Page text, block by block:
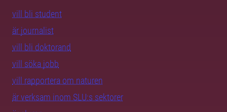
vill bli student
är journalist
vill bli doktorand
vill söka jobb
vill rapportera om naturen
är verksam inom SLU:s sektorer